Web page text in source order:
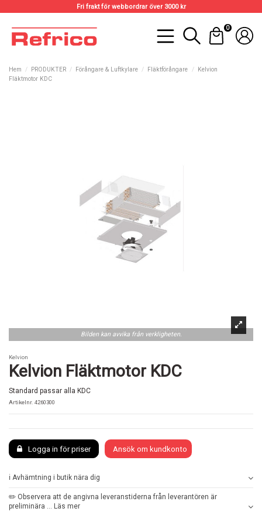
Fri frakt för webbordrar över 3000 kr
0
Hem PRODUKTER Förångare & Luftkylare Fläktförångare
Kelvion
Fläktmotor KDC
Bilden kan avvika från verkligheten.
Kelvion
Kelvion Fläktmotor KDC
Standard passar alla KDC
Artikelnr. 4260300
Logga in för priser Ansök om kundkonto
ℹ️ Avhämtning i butik nära dig
✏️ Observera att de angivna leveranstiderna från leverantören är
preliminära ... Läs mer